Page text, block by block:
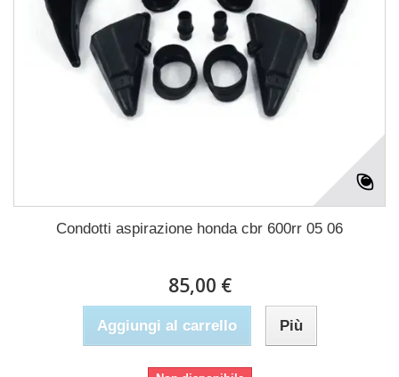
Condotti aspirazione honda cbr 600rr 05 06
85,00 €
Aggiungi al carrello Più